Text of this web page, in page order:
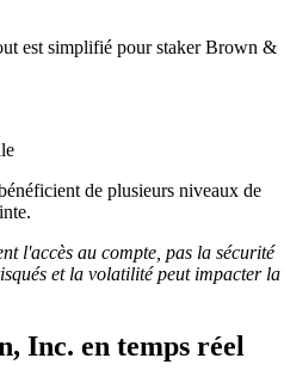
est simplifié pour staker Brown &
de plusieurs niveaux de
l'accès au compte, pas la sécurité
et la volatilité peut impacter la
Inc. en temps réel